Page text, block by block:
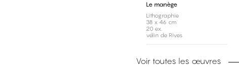
Le manège
Lithographie
38 x 46 cm
20 ex.
vélin de Rives
Voir toutes les œuvres